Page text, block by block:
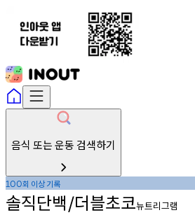
음식 또는 운동 검색하기
100회 이상기록
솔직단백/더블초코뉴트리그램